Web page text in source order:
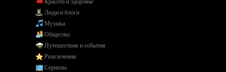
Красота и здоровье
Люди и блоги
Музыка
Общество
Путешествия и события
Развлечения
Сериалы